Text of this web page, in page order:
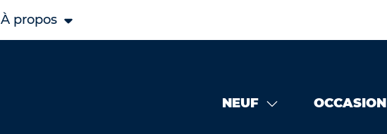
À propos
NEUF OCCASION